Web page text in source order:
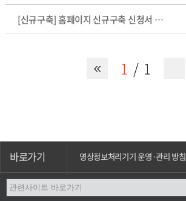
[신규구축] 홈페이지 신규구축 신청서 양식 : 단과대학/학부
1 1
바로가기 영상정보처리기기 운영·관리 방침
이메일무단수집거부